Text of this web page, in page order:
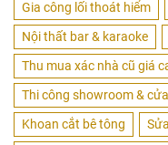
Gia công lối thoát hiểm
Nội thất bar & karaoke
Thu mua xác nhà cũ giá
Thi công showroom &
Khoan cắt bê tông